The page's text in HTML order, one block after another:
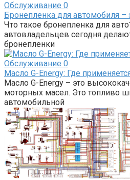
Обслуживание 0
Бронепленка для автомобиля –
Что такое бронепленка для
автовладельцев сегодня
бронепленки
Обслуживание 0
Масло G-Energy: Где
Масло G-Energy – это
моторных масел. Это топливо
автомобильной